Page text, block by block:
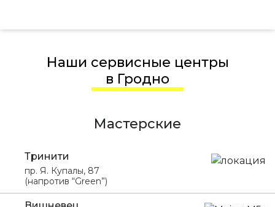
Наши сервисные центры
в Гродно
Мастерские
Тринити
пр. Я. Купалы, 87
(напротив “Green”)